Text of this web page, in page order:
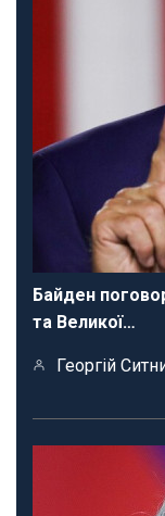
Байден
та Великої…
Георгій